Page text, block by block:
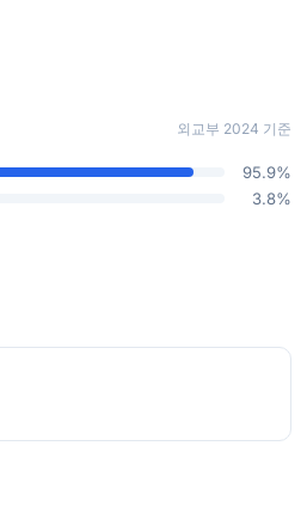
외교부 2024 기준
95.9%
3.8%